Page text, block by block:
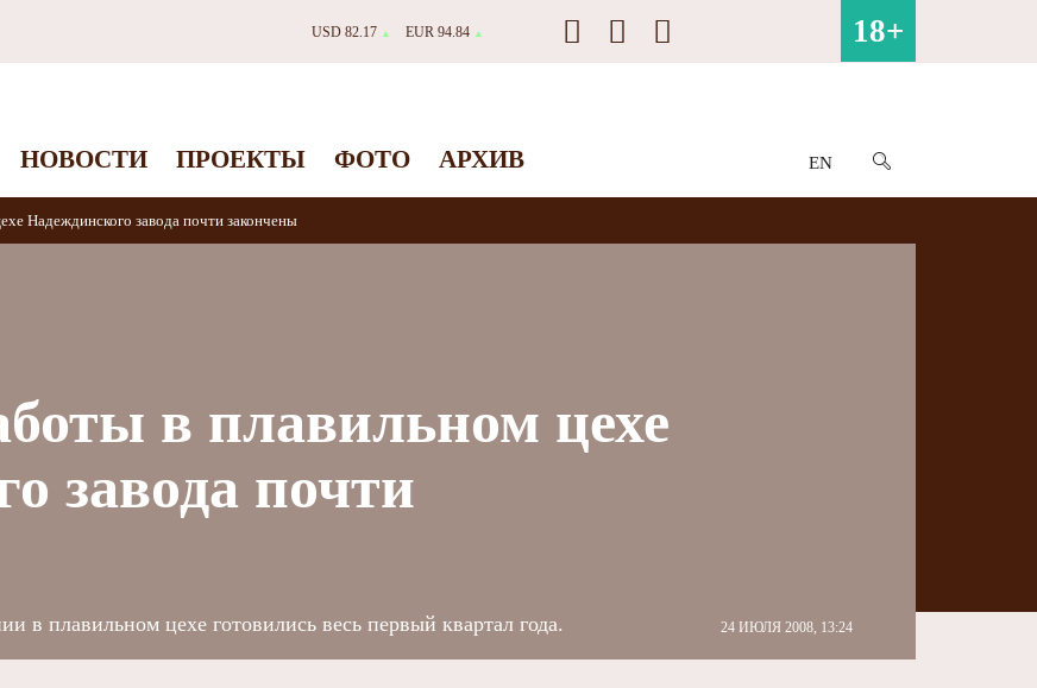
USD 82.17 ▲ EUR 94.84 ▲ 18+
НОВОСТИ ПРОЕКТЫ ФОТО АРХИВ EN
Надеждинского завода почти закончены
в плавильном цехе
завода почти
24 ИЮЛЯ 2008, 13:24
в плавильном цехе готовились весь первый квартал года.